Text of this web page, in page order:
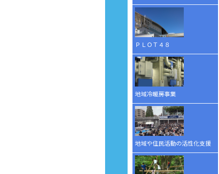
ＰＬＯＴ４８
地域冷暖房事業
地域や住民活動の活性化支援